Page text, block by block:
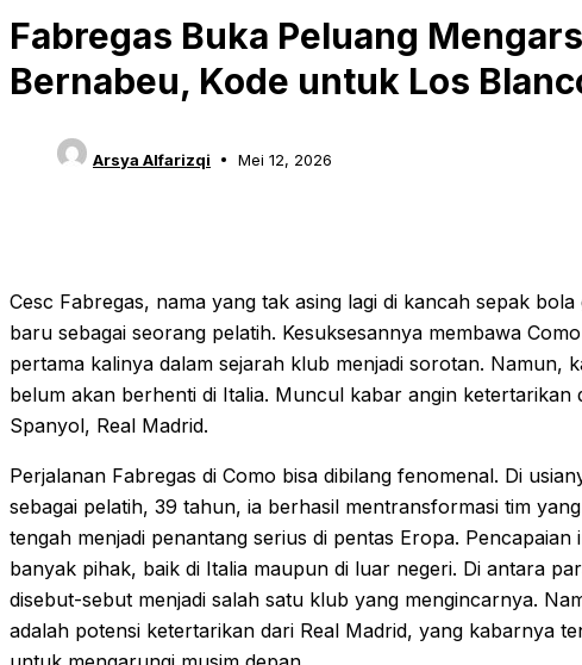
Fabregas Buka Peluang
Bernabeu, Kode untuk Los
Arsya Alfarizqi Mei 12, 2026
Cesc Fabregas, nama yang tak asing lagi di kancah sepak
baru sebagai seorang pelatih. Kesuksesannya membawa
pertama kalinya dalam sejarah klub menjadi sorotan. Namun,
belum akan berhenti di Italia. Muncul kabar angin
Spanyol, Real Madrid.
Perjalanan Fabregas di Como bisa dibilang fenomenal. Di
sebagai pelatih, 39 tahun, ia berhasil mentransformasi tim
tengah menjadi penantang serius di pentas Eropa.
banyak pihak, baik di Italia maupun di luar negeri. Di antara
disebut-sebut menjadi salah satu klub yang mengincarnya.
adalah potensi ketertarikan dari Real Madrid, yang kabarnya